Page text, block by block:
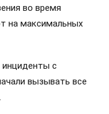
во время
на максимальных
с
вызывать все